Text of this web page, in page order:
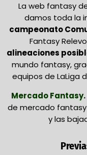
La web fantasy
damos toda la
campeonato
Fantasy
alineaciones
mundo fantasy,
equipos de LaLiga
Mercado Fantasy.
de mercado
y las